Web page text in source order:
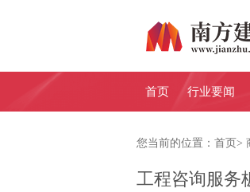
首页 行业要闻
您当前的位置： 首页 >
工程咨询服务